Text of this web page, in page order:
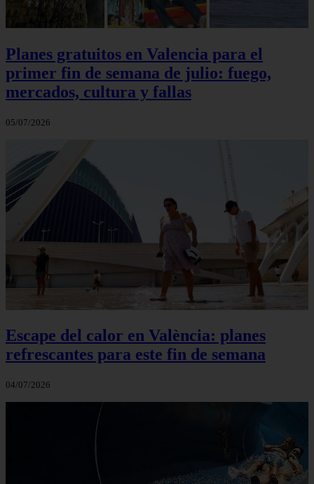
Planes gratuitos en Valencia para el
primer fin de semana de julio: fuego,
mercados, cultura y fallas
05/07/2026
Escape del calor en València: planes
refrescantes para este fin de semana
04/07/2026